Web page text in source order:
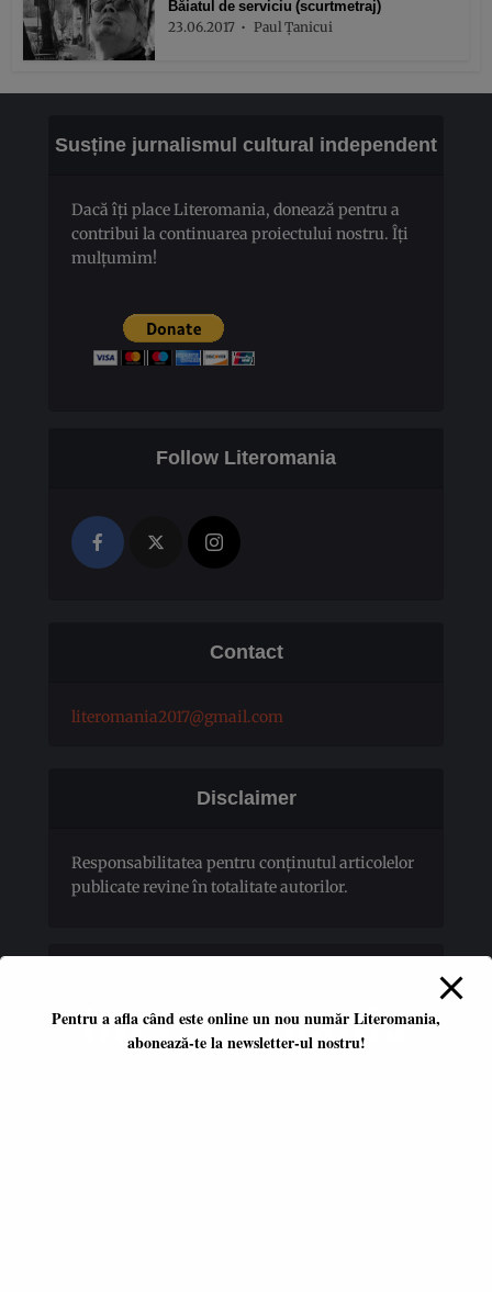
Băiatul de serviciu (scurtmetraj)
23.06.2017
Paul Țanicui
Susține jurnalismul cultural independent
Dacă îți place Literomania, donează pentru a
contribui la continuarea proiectului nostru. Îți
mulțumim!
Follow Literomania
Contact
literomania2017@gmail.com
Disclaimer
Responsabilitatea pentru conţinutul articolelor
publicate revine în totalitate autorilor.
Pentru a afla când este online un nou număr Literomania,
abonează-te la newsletter-ul nostru!